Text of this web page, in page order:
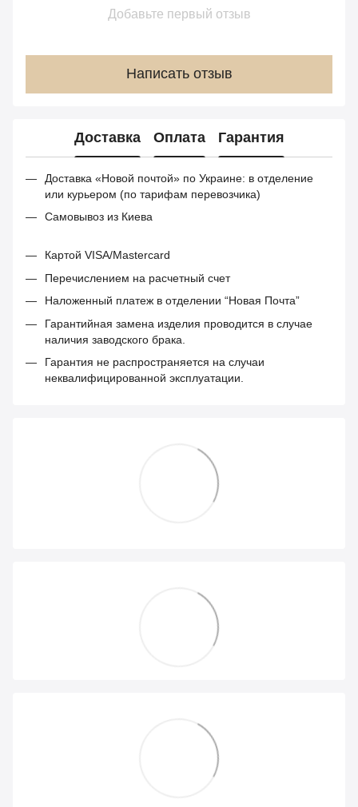
Добавьте первый отзыв
Написать отзыв
Доставка Оплата Гарантия
Доставка «Новой почтой» по Украине: в отделение
или курьером (по тарифам перевозчика)
Самовывоз из Киева
Картой VISA/Mastercard
Перечислением на расчетный счет
Наложенный платеж в отделении “Новая Почта”
Гарантийная замена изделия проводится в случае
наличия заводского брака.
Гарантия не распространяется на случаи
неквалифицированной эксплуатации.